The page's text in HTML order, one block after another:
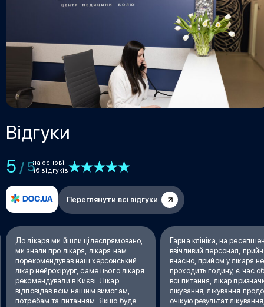
Відгуки
5 / 5на основі
16 відгуків
Переглянути всі відгуки
До лікаря ми йшли цілеспрямовано,
ми знали про лікаря, лікаря нам
порекомендував наш херсонський
лікар нейрохірург, саме цього лікаря
рекомендували в Києві. Лікар
відповідав всім нашим вимогам,
потребам та питанням. Якщо буде
Гарна клініка, на
ввічливий персонал,
вчасно, прийом у лікаря
проходить годину, є час
всі питання, лікар
лікування, лікування
очікую результат